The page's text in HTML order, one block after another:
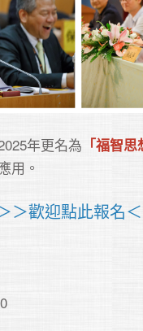
年更名為 「福智
用。
＞歡迎點此報名